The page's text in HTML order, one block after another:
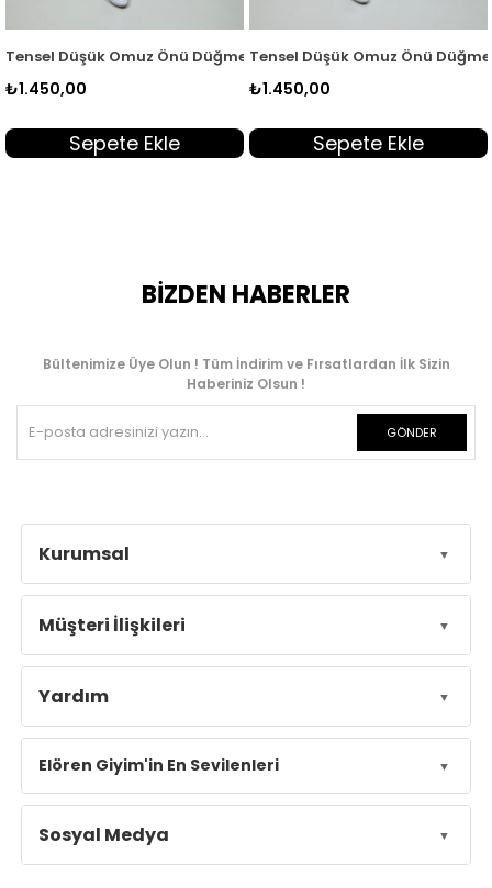
MGZN 7351
Omuz Önü Düğmeli Kadın Tunik Pembe MGZN 7351
Ekle
Tensel Düşük Omuz Önü Düğmeli Kadın
Sepete Ekle
Tensel
BİZDEN HABERLER
Bültenimize Üye Olun ! Tüm İndirim ve Fırsatlardan İlk Sizin
Haberiniz Olsun !
GÖNDER
Kurumsal
Müşteri İlişkileri
Yardım
Elören Giyim'in En Sevilenleri
Sosyal Medya